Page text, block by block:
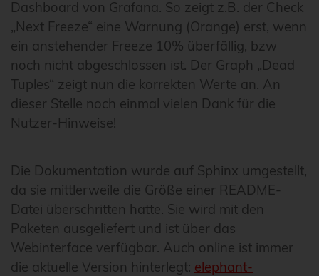
Dashboard von Grafana. So zeigt z.B. der Check
„Next Freeze“ eine Warnung (Orange) erst, wenn
ein anstehender Freeze 10% überfällig, bzw
noch nicht abgeschlossen ist. Der Graph „Dead
Tuples“ zeigt nun die korrekten Werte an. An
dieser Stelle noch einmal vielen Dank für die
Nutzer-Hinweise!
Die Dokumentation wurde auf Sphinx umgestellt,
da sie mittlerweile die Größe einer README-
Datei überschritten hatte. Sie wird mit den
Paketen ausgeliefert und ist über das
Webinterface verfügbar. Auch online ist immer
die aktuelle Version hinterlegt: elephant-